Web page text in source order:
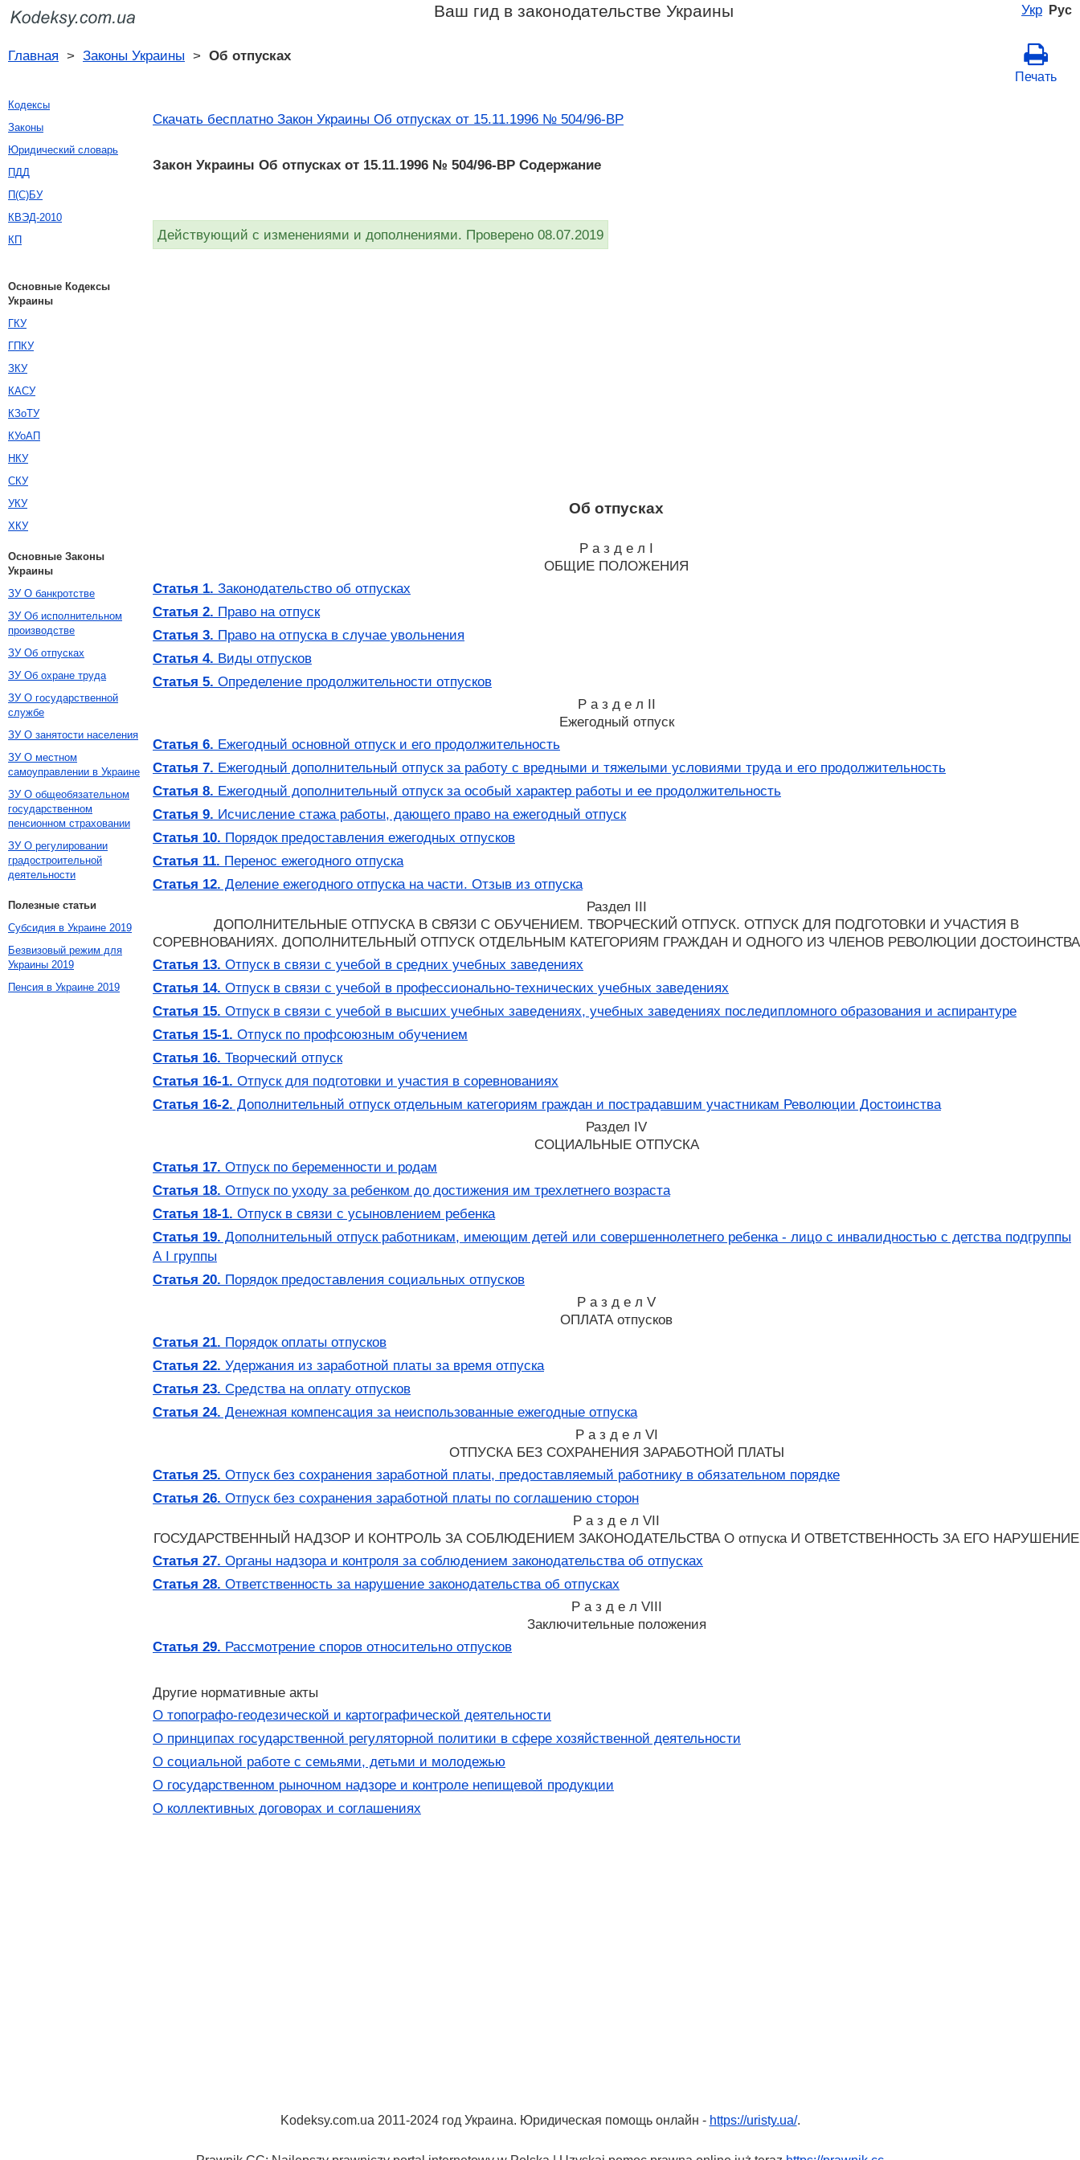
Укр Рус
Ваш гид в законодательстве Украины
Главная > Законы Украины > Об отпусках
Печать
Скачать бесплатно Закон Украины Об отпусках от 15.11.1996 № 504/96-ВР
Закон Украины Об отпусках от 15.11.1996 № 504/96-ВР Содержание
Действующий с изменениями и дополнениями. Проверено 08.07.2019
Об отпусках
Р а з д е л I
ОБЩИЕ ПОЛОЖЕНИЯ
Статья 1. Законодательство об отпусках
Статья 2. Право на отпуск
Статья 3. Право на отпуска в случае увольнения
Статья 4. Виды отпусков
Статья 5. Определение продолжительности отпусков
Р а з д е л II
Ежегодный отпуск
Статья 6. Ежегодный основной отпуск и его продолжительность
Статья 7. Ежегодный дополнительный отпуск за работу с вредными и тяжелыми условиями труда и его продолжительность
Статья 8. Ежегодный дополнительный отпуск за особый характер работы и ее продолжительность
Статья 9. Исчисление стажа работы, дающего право на ежегодный отпуск
Статья 10. Порядок предоставления ежегодных отпусков
Статья 11. Перенос ежегодного отпуска
Статья 12. Деление ежегодного отпуска на части. Отзыв из отпуска
Раздел III
ДОПОЛНИТЕЛЬНЫЕ ОТПУСКА В СВЯЗИ С ОБУЧЕНИЕМ. ТВОРЧЕСКИЙ ОТПУСК. ОТПУСК ДЛЯ ПОДГОТОВКИ И УЧАСТИЯ В
СОРЕВНОВАНИЯХ. ДОПОЛНИТЕЛЬНЫЙ ОТПУСК ОТДЕЛЬНЫМ КАТЕГОРИЯМ ГРАЖДАН И ОДНОГО ИЗ ЧЛЕНОВ РЕВОЛЮЦИИ ДОСТОИНСТВА
Статья 13. Отпуск в связи с учебой в средних учебных заведениях
Статья 14. Отпуск в связи с учебой в профессионально-технических учебных заведениях
Статья 15. Отпуск в связи с учебой в высших учебных заведениях, учебных заведениях последипломного образования и аспирантуре
Статья 15-1. Отпуск по профсоюзным обучением
Статья 16. Творческий отпуск
Статья 16-1. Отпуск для подготовки и участия в соревнованиях
Статья 16-2. Дополнительный отпуск отдельным категориям граждан и пострадавшим участникам Революции Достоинства
Раздел IV
СОЦИАЛЬНЫЕ ОТПУСКА
Статья 17. Отпуск по беременности и родам
Статья 18. Отпуск по уходу за ребенком до достижения им трехлетнего возраста
Статья 18-1. Отпуск в связи с усыновлением ребенка
Статья 19. Дополнительный отпуск работникам, имеющим детей или совершеннолетнего ребенка - лицо с инвалидностью с детства подгруппы
А I группы
Статья 20. Порядок предоставления социальных отпусков
Р а з д е л V
ОПЛАТА отпусков
Статья 21. Порядок оплаты отпусков
Статья 22. Удержания из заработной платы за время отпуска
Статья 23. Средства на оплату отпусков
Статья 24. Денежная компенсация за неиспользованные ежегодные отпуска
Р а з д е л VI
ОТПУСКА БЕЗ СОХРАНЕНИЯ ЗАРАБОТНОЙ ПЛАТЫ
Статья 25. Отпуск без сохранения заработной платы, предоставляемый работнику в обязательном порядке
Статья 26. Отпуск без сохранения заработной платы по соглашению сторон
Р а з д е л VII
ГОСУДАРСТВЕННЫЙ НАДЗОР И КОНТРОЛЬ ЗА СОБЛЮДЕНИЕМ ЗАКОНОДАТЕЛЬСТВА О отпуска И ОТВЕТСТВЕННОСТЬ ЗА ЕГО НАРУШЕНИЕ
Статья 27. Органы надзора и контроля за соблюдением законодательства об отпусках
Статья 28. Ответственность за нарушение законодательства об отпусках
Р а з д е л VIII
Заключительные положения
Статья 29. Рассмотрение споров относительно отпусков
Другие нормативные акты
О топографо-геодезической и картографической деятельности
О принципах государственной регуляторной политики в сфере хозяйственной деятельности
О социальной работе с семьями, детьми и молодежью
О государственном рыночном надзоре и контроле непищевой продукции
О коллективных договорах и соглашениях
Кодексы
Законы
Юридический словарь
ПДД
П(С)БУ
КВЭД-2010
КП
Основные Кодексы
Украины
ГКУ
ГПКУ
ЗКУ
КАСУ
КЗоТУ
КУоАП
НКУ
СКУ
УКУ
ХКУ
Основные Законы
Украины
ЗУ О банкротстве
ЗУ Об исполнительном
производстве
ЗУ Об отпусках
ЗУ Об охране труда
ЗУ О государственной
службе
ЗУ О занятости населения
ЗУ О местном
самоуправлении в Украине
ЗУ О общеобязательном
государственном
пенсионном страховании
ЗУ О регулировании
градостроительной
деятельности
Полезные статьи
Субсидия в Украине 2019
Безвизовый режим для
Украины 2019
Пенсия в Украине 2019
Kodeksy.com.ua 2011-2024 год Украина. Юридическая помощь онлайн - https://uristy.ua/.